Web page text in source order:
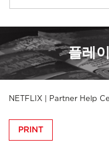
플레
NETFLIX | Partner Help
PRINT